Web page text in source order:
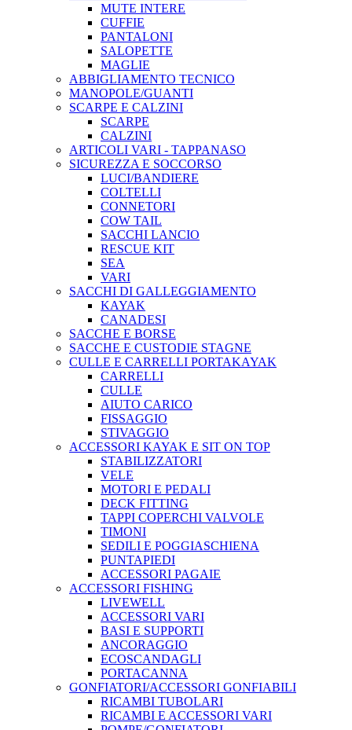
MUTE INTERE
CUFFIE
PANTALONI
SALOPETTE
MAGLIE
ABBIGLIAMENTO TECNICO
MANOPOLE/GUANTI
SCARPE E CALZINI
SCARPE
CALZINI
ARTICOLI VARI - TAPPANASO
SICUREZZA E SOCCORSO
LUCI/BANDIERE
COLTELLI
CONNETORI
COW TAIL
SACCHI LANCIO
RESCUE KIT
SEA
VARI
SACCHI DI GALLEGGIAMENTO
KAYAK
CANADESI
SACCHE E BORSE
SACCHE E CUSTODIE STAGNE
CULLE E CARRELLI PORTAKAYAK
CARRELLI
CULLE
AIUTO CARICO
FISSAGGIO
STIVAGGIO
ACCESSORI KAYAK E SIT ON TOP
STABILIZZATORI
VELE
MOTORI E PEDALI
DECK FITTING
TAPPI COPERCHI VALVOLE
TIMONI
SEDILI E POGGIASCHIENA
PUNTAPIEDI
ACCESSORI PAGAIE
ACCESSORI FISHING
LIVEWELL
ACCESSORI VARI
BASI E SUPPORTI
ANCORAGGIO
ECOSCANDAGLI
PORTACANNA
GONFIATORI/ACCESSORI GONFIABILI
RICAMBI TUBOLARI
RICAMBI E ACCESSORI VARI